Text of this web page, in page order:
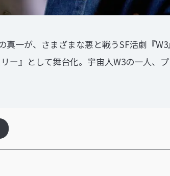
真一が、さまざまな悪と戦うSF活劇『
ー』として舞台化。宇宙人W3の一人、